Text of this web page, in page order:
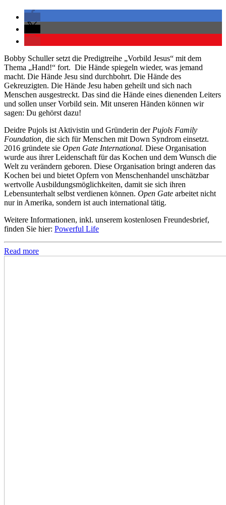
Bobby Schuller setzt die Predigtreihe „Vorbild Jesus“ mit dem
Thema „Hand!“ fort. Die Hände spiegeln wieder, was jemand
macht. Die Hände Jesu sind durchbohrt. Die Hände des
Gekreuzigten. Die Hände Jesu haben geheilt und sich nach
Menschen ausgestreckt. Das sind die Hände eines dienenden Leiters
und sollen unser Vorbild sein. Mit unseren Händen können wir
sagen: Du gehörst dazu!
Deidre Pujols ist Aktivistin und Gründerin der Pujols Family
Foundation, die sich für Menschen mit Down Syndrom einsetzt.
2016 gründete sie Open Gate International. Diese Organisation
wurde aus ihrer Leidenschaft für das Kochen und dem Wunsch die
Welt zu verändern geboren. Diese Organisation bringt anderen das
Kochen bei und bietet Opfern von Menschenhandel unschätzbar
wertvolle Ausbildungsmöglichkeiten, damit sie sich ihren
Lebensunterhalt selbst verdienen können. Open Gate arbeitet nicht
nur in Amerika, sondern ist auch international tätig.
Weitere Informationen, inkl. unserem kostenlosen Freundesbrief,
finden Sie hier: Powerful Life
Read more